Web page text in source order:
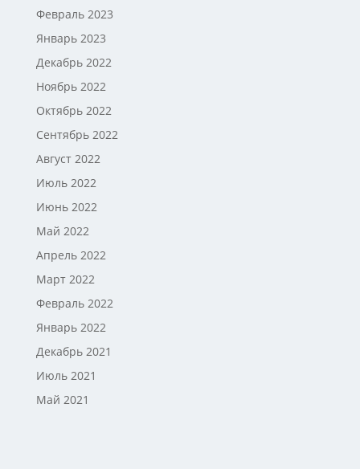
Февраль 2023
Январь 2023
Декабрь 2022
Ноябрь 2022
Октябрь 2022
Сентябрь 2022
Август 2022
Июль 2022
Июнь 2022
Май 2022
Апрель 2022
Март 2022
Февраль 2022
Январь 2022
Декабрь 2021
Июль 2021
Май 2021